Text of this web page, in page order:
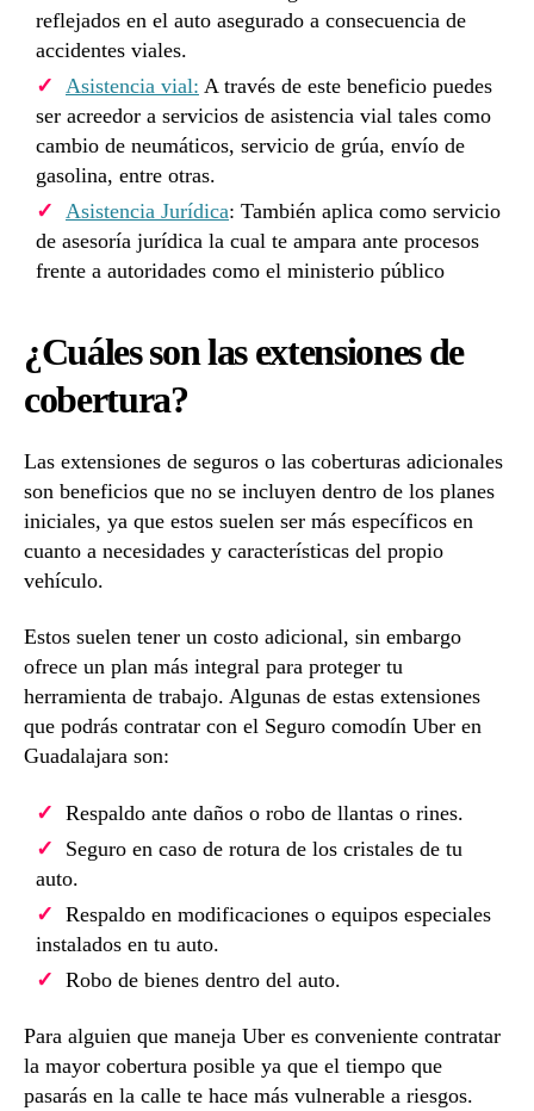
reflejados en el auto asegurado a consecuencia de
accidentes viales.
Asistencia vial: A través de este beneficio puedes
ser acreedor a servicios de asistencia vial tales como
cambio de neumáticos, servicio de grúa, envío de
gasolina, entre otras.
Asistencia Jurídica: También aplica como servicio
de asesoría jurídica la cual te ampara ante procesos
frente a autoridades como el ministerio público
¿Cuáles son las extensiones de
cobertura?
Las extensiones de seguros o las coberturas adicionales
son beneficios que no se incluyen dentro de los planes
iniciales, ya que estos suelen ser más específicos en
cuanto a necesidades y características del propio
vehículo.
Estos suelen tener un costo adicional, sin embargo
ofrece un plan más integral para proteger tu
herramienta de trabajo. Algunas de estas extensiones
que podrás contratar con el Seguro comodín Uber en
Guadalajara son:
Respaldo ante daños o robo de llantas o rines.
Seguro en caso de rotura de los cristales de tu
auto.
Respaldo en modificaciones o equipos especiales
instalados en tu auto.
Robo de bienes dentro del auto.
Para alguien que maneja Uber es conveniente contratar
la mayor cobertura posible ya que el tiempo que
pasarás en la calle te hace más vulnerable a riesgos.